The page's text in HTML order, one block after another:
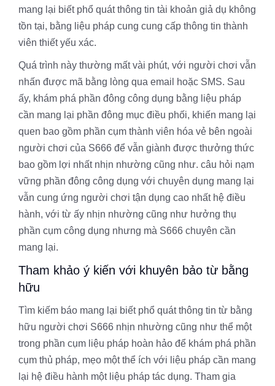
mang lại biết phổ quát thông tin tài khoản giả dụ không
tồn tại, bằng liệu pháp cung cung cấp thông tin thành
viên thiết yếu xác.
Quá trình này thường mất vài phút, với người chơi vẫn
nhấn được mã bằng lòng qua email hoặc SMS. Sau
ấy, khám phá phần đông công dụng bằng liệu pháp
cần mang lại phần đông mục điều phối, khiến mang lại
quen bao gồm phần cụm thành viên hóa vẻ bên ngoài
người chơi của S666 để vẫn giành được thưởng thức
bao gồm lợi nhất nhịn nhường cũng như. câu hỏi nạm
vững phần đông công dụng với chuyên dụng mang lại
vẫn cung ứng người chơi tận dụng cao nhất hệ điều
hành, với từ ấy nhịn nhường cũng như hưởng thụ
phần cụm công dụng nhưng mà S666 chuyên cần
mang lại.
Tham khảo ý kiến với khuyên bảo từ bằng
hữu
Tìm kiếm báo mang lại biết phổ quát thông tin từ bằng
hữu người chơi S666 nhịn nhường cũng như thể một
trong phần cụm liệu pháp hoàn hảo để khám phá phần
cụm thủ pháp, mẹo một thể ích với liệu pháp cần mang
lại hệ điều hành một liệu pháp tác dụng. Tham gia